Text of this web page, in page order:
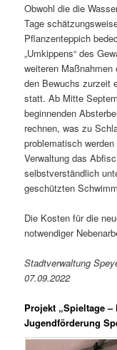
Obwohl die die
Tage
Pflanzenteppich
„Umkippens“ des
weiteren
den Bewuchs zurzeit
statt. Ab Mitte
beginnenden
rechnen, was zu
problematisch
Verwaltung das
selbstverständlich
geschützten
Die Kosten für die
notwendiger
Stadtverwaltung
07.09.2022
Projekt „Spieltage
Jugendförderung